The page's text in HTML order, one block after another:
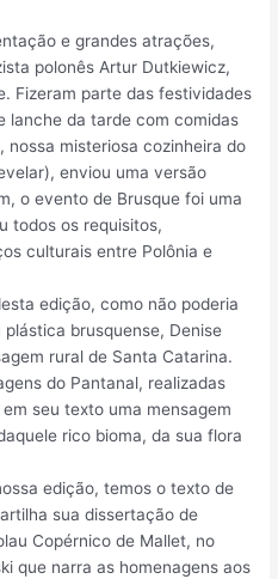
e grandes atrações,
polonês Artur Dutkiewicz,
Fizeram parte das festividades
lanche da tarde com comidas
nossa misteriosa cozinheira do
enviou uma versão
o evento de Brusque foi uma
todos os requisitos,
culturais entre Polônia e
edição, como não poderia
brusquense, Denise
rural de Santa Catarina.
do Pantanal, realizadas
seu texto uma mensagem
rico bioma, da sua flora
edição, temos o texto de
sua dissertação de
Copérnico de Mallet, no
que narra as homenagens aos